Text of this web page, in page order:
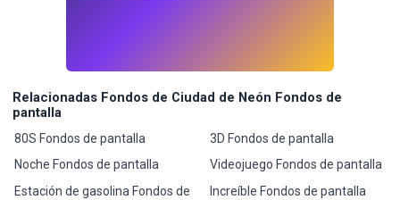
Relacionadas Fondos de Ciudad de Neón Fondos de
pantalla
80S Fondos de pantalla
Noche Fondos de pantalla
Estación de gasolina Fondos de
3D Fondos de pantalla
Videojuego Fondos de pantalla
Increíble Fondos de pantalla